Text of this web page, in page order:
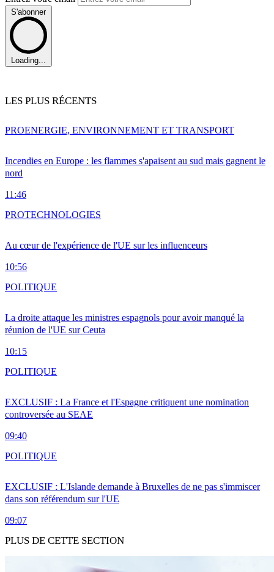
S'abonner
Loading...
LES PLUS RÉCENTS
Incendies en Europe : les flammes s'apaisent au sud mais gagnent le
nord
11:46
PROENERGIE, ENVIRONNEMENT ET TRANSPORT
Au cœur de l'expérience de l'UE sur les influenceurs
10:56
PROTECHNOLOGIES
La droite attaque les ministres espagnols pour avoir manqué la
réunion de l'UE sur Ceuta
10:15
POLITIQUE
EXCLUSIF : La France et l'Espagne critiquent une nomination
controversée au SEAE
09:40
POLITIQUE
EXCLUSIF : L'Islande demande à Bruxelles de ne pas s'immiscer
dans son référendum sur l'UE
09:07
POLITIQUE
PLUS DE CETTE SECTION